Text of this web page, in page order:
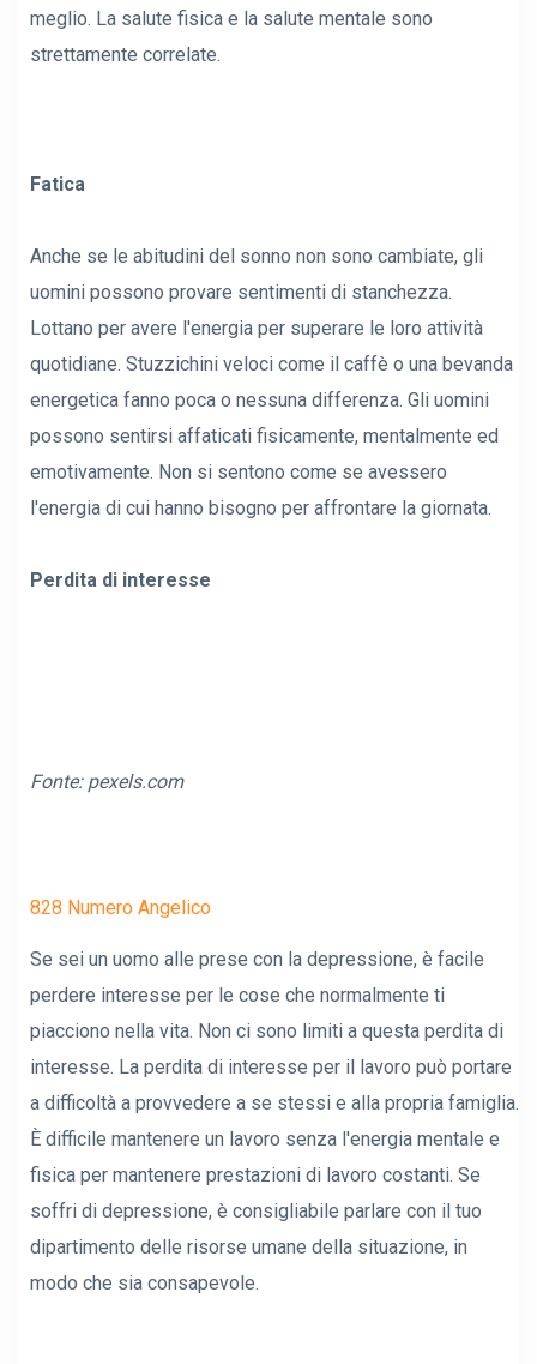
meglio. La salute fisica e la salute mentale sono
strettamente correlate.
Fatica
Anche se le abitudini del sonno non sono cambiate, gli
uomini possono provare sentimenti di stanchezza.
Lottano per avere l'energia per superare le loro attività
quotidiane. Stuzzichini veloci come il caffè o una bevanda
energetica fanno poca o nessuna differenza. Gli uomini
possono sentirsi affaticati fisicamente, mentalmente ed
emotivamente. Non si sentono come se avessero
l'energia di cui hanno bisogno per affrontare la giornata.
Perdita di interesse
Fonte: pexels.com
828 Numero Angelico
Se sei un uomo alle prese con la depressione, è facile
perdere interesse per le cose che normalmente ti
piacciono nella vita. Non ci sono limiti a questa perdita di
interesse. La perdita di interesse per il lavoro può portare
a difficoltà a provvedere a se stessi e alla propria famiglia.
È difficile mantenere un lavoro senza l'energia mentale e
fisica per mantenere prestazioni di lavoro costanti. Se
soffri di depressione, è consigliabile parlare con il tuo
dipartimento delle risorse umane della situazione, in
modo che sia consapevole.